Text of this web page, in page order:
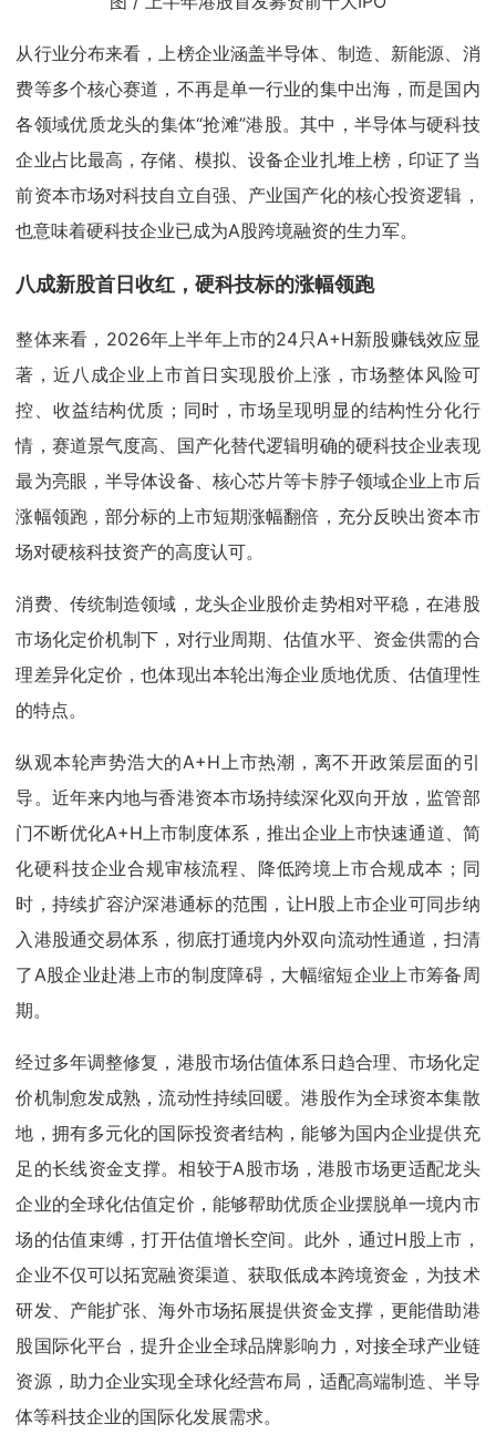
从行业分布来看，上榜企业涵盖半导体、制造、新能源、消
费等多个核心赛道，不再是单一行业的集中出海，而是国内
各领域优质龙头的集体“抢滩”港股。其中，半导体与硬科技
企业占比最高，存储、模拟、设备企业扎堆上榜，印证了当
前资本市场对科技自立自强、产业国产化的核心投资逻辑，
也意味着硬科技企业已成为A股跨境融资的生力军。
八成新股首日收红，硬科技标的涨幅领跑
整体来看，2026年上半年上市的24只A+H新股赚钱效应显
著，近八成企业上市首日实现股价上涨，市场整体风险可
控、收益结构优质；同时，市场呈现明显的结构性分化行
情，赛道景气度高、国产化替代逻辑明确的硬科技企业表现
最为亮眼，半导体设备、核心芯片等卡脖子领域企业上市后
涨幅领跑，部分标的上市短期涨幅翻倍，充分反映出资本市
场对硬核科技资产的高度认可。
消费、传统制造领域，龙头企业股价走势相对平稳，在港股
市场化定价机制下，对行业周期、估值水平、资金供需的合
理差异化定价，也体现出本轮出海企业质地优质、估值理性
的特点。
纵观本轮声势浩大的A+H上市热潮，离不开政策层面的引
导。近年来内地与香港资本市场持续深化双向开放，监管部
门不断优化A+H上市制度体系，推出企业上市快速通道、简
化硬科技企业合规审核流程、降低跨境上市合规成本；同
时，持续扩容沪深港通标的范围，让H股上市企业可同步纳
入港股通交易体系，彻底打通境内外双向流动性通道，扫清
了A股企业赴港上市的制度障碍，大幅缩短企业上市筹备周
期。
经过多年调整修复，港股市场估值体系日趋合理、市场化定
价机制愈发成熟，流动性持续回暖。港股作为全球资本集散
地，拥有多元化的国际投资者结构，能够为国内企业提供充
足的长线资金支撑。相较于A股市场，港股市场更适配龙头
企业的全球化估值定价，能够帮助优质企业摆脱单一境内市
场的估值束缚，打开估值增长空间。此外，通过H股上市，
企业不仅可以拓宽融资渠道、获取低成本跨境资金，为技术
研发、产能扩张、海外市场拓展提供资金支撑，更能借助港
股国际化平台，提升企业全球品牌影响力，对接全球产业链
资源，助力企业实现全球化经营布局，适配高端制造、半导
体等科技企业的国际化发展需求。